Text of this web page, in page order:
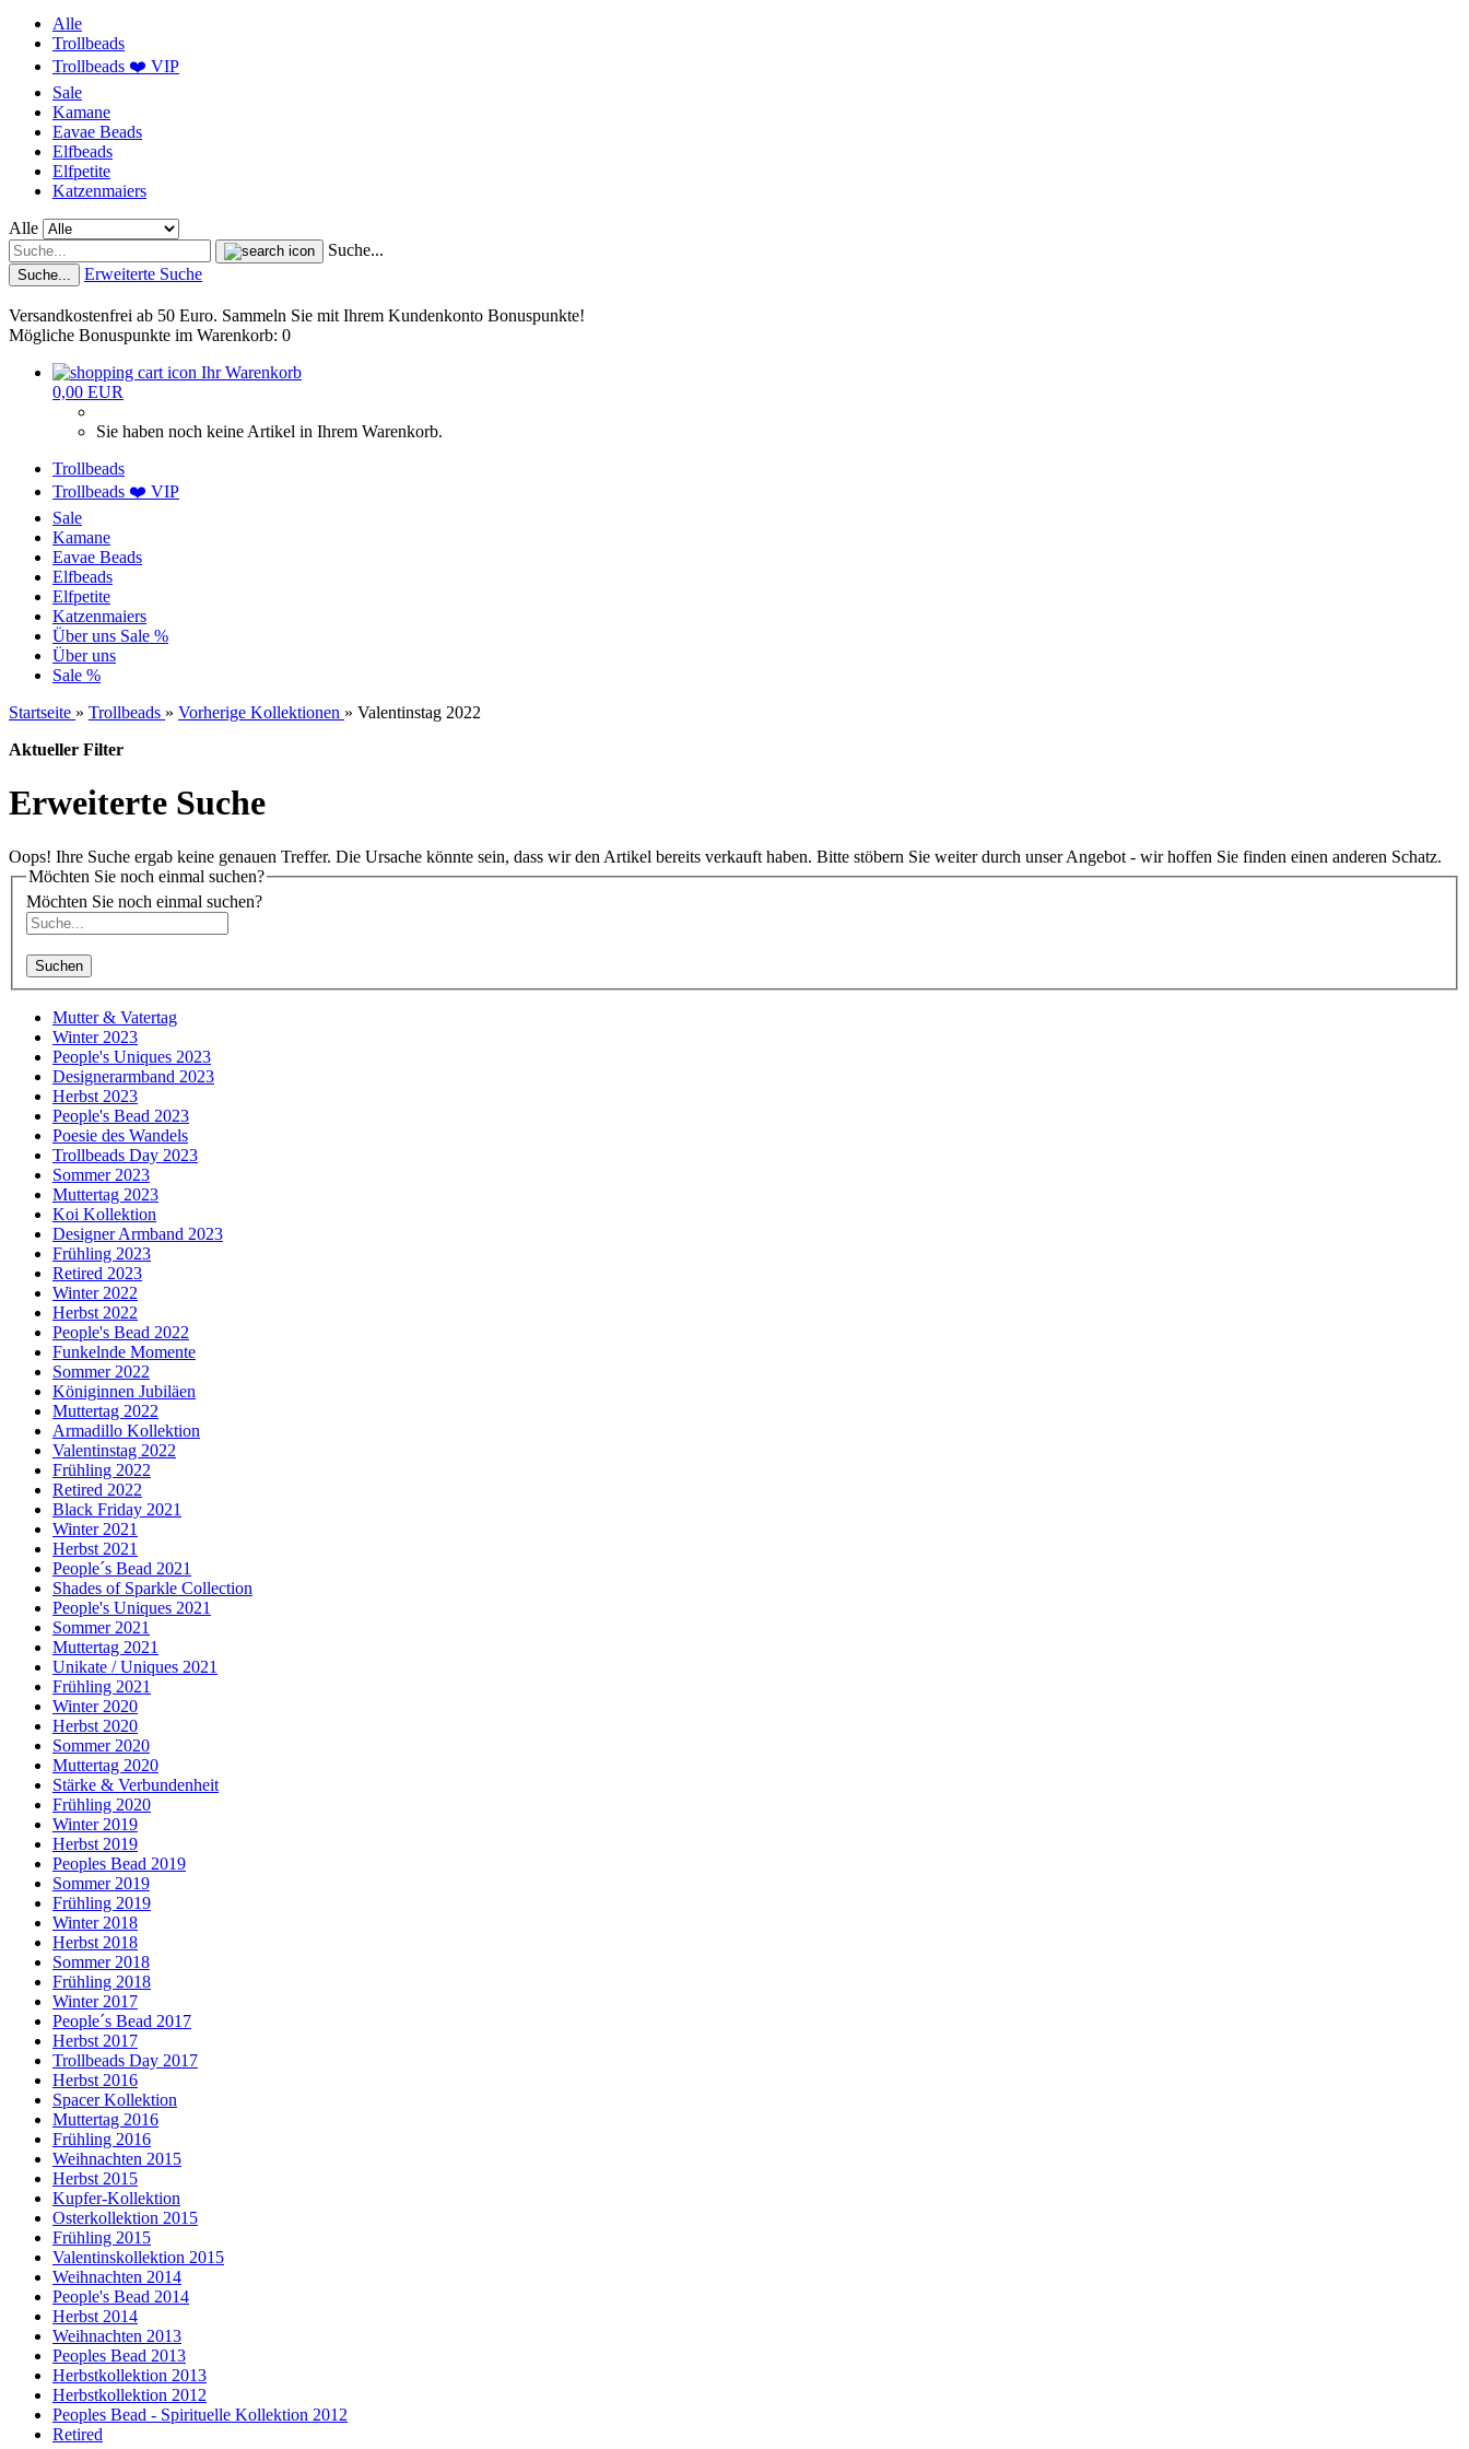
Alle
Trollbeads
Trollbeads ❤️ VIP
Sale
Kamane
Eavae Beads
Elfbeads
Elfpetite
Katzenmaiers
Alle
Suche...
Suche... Erweiterte Suche
Versandkostenfrei ab 50 Euro. Sammeln Sie mit Ihrem Kundenkonto Bonuspunkte!
Mögliche Bonuspunkte im Warenkorb: 0
Ihr Warenkorb
0,00 EUR
Sie haben noch keine Artikel in Ihrem Warenkorb.
Trollbeads
Trollbeads ❤️ VIP
Sale
Kamane
Eavae Beads
Elfbeads
Elfpetite
Katzenmaiers
Über uns Sale %
Über uns
Sale %
Startseite » Trollbeads » Vorherige Kollektionen » Valentinstag 2022
Aktueller Filter
Erweiterte Suche
Oops! Ihre Suche ergab keine genauen Treffer. Die Ursache könnte sein, dass wir den Artikel bereits verkauft haben. Bitte stöbern Sie weiter durch unser Angebot - wir hoffen Sie finden einen anderen Schatz.
Möchten Sie noch einmal suchen?
Möchten Sie noch einmal suchen?
Suchen
Mutter & Vatertag
Winter 2023
People's Uniques 2023
Designerarmband 2023
Herbst 2023
People's Bead 2023
Poesie des Wandels
Trollbeads Day 2023
Sommer 2023
Muttertag 2023
Koi Kollektion
Designer Armband 2023
Frühling 2023
Retired 2023
Winter 2022
Herbst 2022
People's Bead 2022
Funkelnde Momente
Sommer 2022
Königinnen Jubiläen
Muttertag 2022
Armadillo Kollektion
Valentinstag 2022
Frühling 2022
Retired 2022
Black Friday 2021
Winter 2021
Herbst 2021
People´s Bead 2021
Shades of Sparkle Collection
People's Uniques 2021
Sommer 2021
Muttertag 2021
Unikate / Uniques 2021
Frühling 2021
Winter 2020
Herbst 2020
Sommer 2020
Muttertag 2020
Stärke & Verbundenheit
Frühling 2020
Winter 2019
Herbst 2019
Peoples Bead 2019
Sommer 2019
Frühling 2019
Winter 2018
Herbst 2018
Sommer 2018
Frühling 2018
Winter 2017
People´s Bead 2017
Herbst 2017
Trollbeads Day 2017
Herbst 2016
Spacer Kollektion
Muttertag 2016
Frühling 2016
Weihnachten 2015
Herbst 2015
Kupfer-Kollektion
Osterkollektion 2015
Frühling 2015
Valentinskollektion 2015
Weihnachten 2014
People's Bead 2014
Herbst 2014
Weihnachten 2013
Peoples Bead 2013
Herbstkollektion 2013
Herbstkollektion 2012
Peoples Bead - Spirituelle Kollektion 2012
Retired